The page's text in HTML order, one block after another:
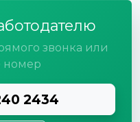
звонка или
номер
2434